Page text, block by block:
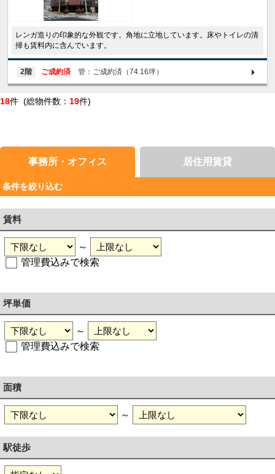
レンガ造りの印象的な外観です。角地に立地しています。床やトイレの清
掃も賃料内に含んでいます。
2階 ご成約済 管：ご成約済（74.16坪）
18件 (総物件数： 19件)
事務所・オフィス 居住用賃貸
条件を絞り込む
賃料
～
管理費込みで検索
坪単価
～
管理費込みで検索
面積
～
駅徒歩